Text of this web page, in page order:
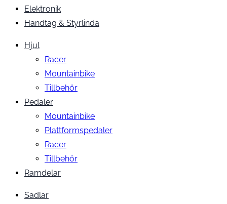
Elektronik
Handtag & Styrlinda
Hjul
Racer
Mountainbike
Tillbehör
Pedaler
Mountainbike
Plattformspedaler
Racer
Tillbehör
Ramdelar
Sadlar